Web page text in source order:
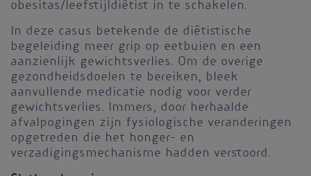
obesitas/leefstijldiëtist in te schakelen.
In deze casus betekende de diëtistische
begeleiding meer grip op eetbuien en een
aanzienlijk gewichtsverlies. Om de overige
gezondheidsdoelen te bereiken, bleek
aanvullende medicatie nodig voor verder
gewichtsverlies. Immers, door herhaalde
afvalpogingen zijn fysiologische veranderingen
opgetreden die het honger- en
verzadigingsmechanisme hadden verstoord.